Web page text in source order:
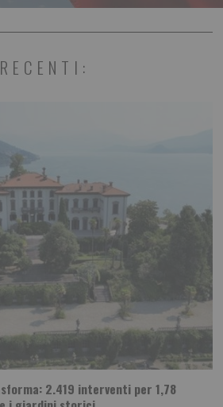
RECENTI:
2.419 interventi per 1,78